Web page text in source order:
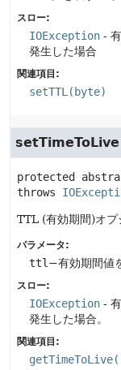
スロー:
IOException -
発生した場合
関連項目:
setTTL(byte)
setTimeToLive
protected
throws
TTL (有効期間)オプ
パラメータ:
ttl −有効期間値
スロー:
IOException -
発生した場合。
関連項目: